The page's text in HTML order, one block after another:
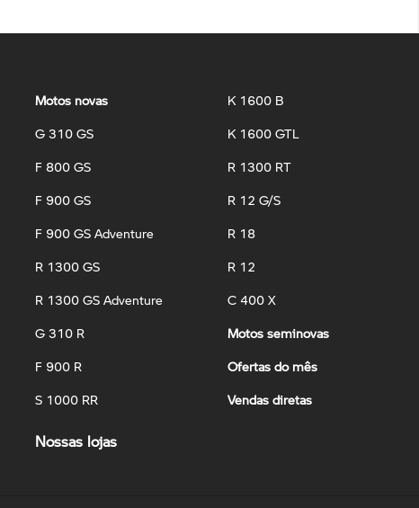
Motos novas
G 310 GS
F 800 GS
F 900 GS
F 900 GS Adventure
R 1300 GS
R 1300 GS Adventure
G 310 R
F 900 R
S 1000 RR
K 1600 B
K 1600 GTL
R 1300 RT
R 12 G/S
R 18
R 12
C 400 X
Motos seminovas
Ofertas do mês
Vendas diretas
Nossas lojas